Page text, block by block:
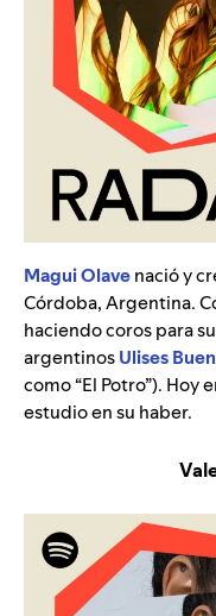
Magui Olavenació y
Córdoba, Argentina.
haciendo coros para
argentinosUlises
como “El Potro”). Hoy
estudio en su haber.